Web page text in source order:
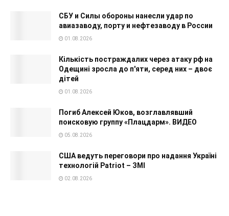
СБУ и Силы обороны нанесли удар по
авиазаводу, порту и нефтезаводу в России
01.08.2026
Кількість постраждалих через атаку рф на
Одещині зросла до п'яти, серед них – двоє
дітей
01.08.2026
Погиб Алексей Юков, возглавлявший
поисковую группу «Плацдарм». ВИДЕО
05.08.2026
США ведуть переговори про надання Україні
технологій Patriot – ЗМІ
02.08.2026